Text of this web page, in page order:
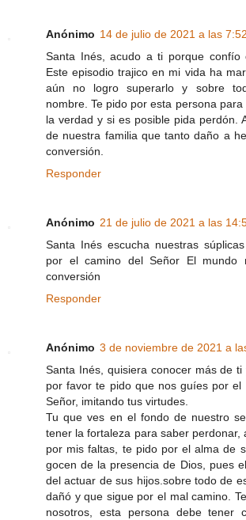
Anónimo 14 de julio de 2021 a las 7:52
Santa Inés, acudo a ti porque confío
Este episodio trajico en mi vida ha
aún no logro superarlo y sobre
nombre. Te pido por esta persona
la verdad y si es posible pida perdón.
de nuestra familia que tanto daño a
conversión.
Responder
Anónimo 21 de julio de 2021 a las
Santa Inés escucha nuestras
por el camino del Señor El mundo
conversión
Responder
Anónimo 3 de noviembre de 2021 a
Santa Inés, quisiera conocer más de ti
por favor te pido que nos guíes por el
Señor, imitando tus virtudes.
Tu que ves en el fondo de nuestro
tener la fortaleza para saber perdonar,
por mis faltas, te pido por el alma de
gocen de la presencia de Dios, pues
del actuar de sus hijos.sobre todo de
dañó y que sigue por el mal camino.
nosotros, esta persona debe tener